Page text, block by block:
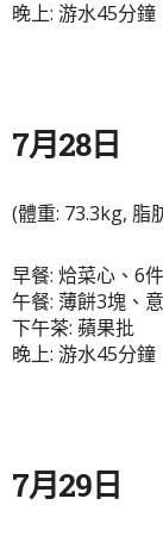
晚上: 游水45分鐘
7月28日
(體重: 73.3kg, 脂
早餐: 烚菜心、6
午餐: 薄餅3塊、
下午茶: 蘋果批
晚上: 游水45分鐘
7月29日